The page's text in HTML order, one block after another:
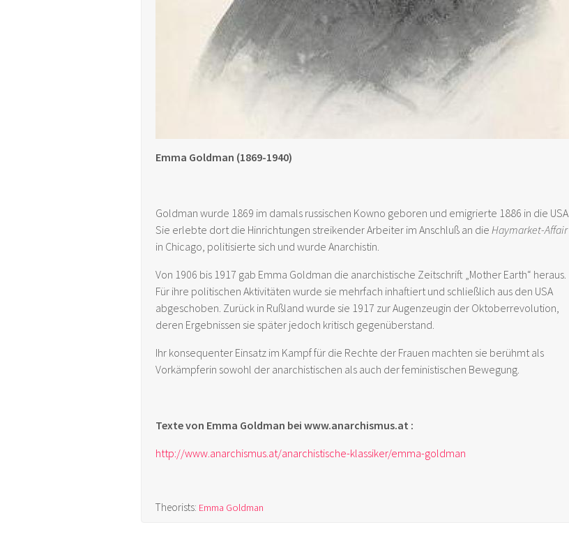
Emma Goldman (1869-1940)
Goldman wurde 1869 im damals russischen Kowno geboren und emigrierte 1886 in die USA.
Sie erlebte dort die Hinrichtungen streikender Arbeiter im Anschluß an die Haymarket-Affair
in Chicago, politisierte sich und wurde Anarchistin.
Von 1906 bis 1917 gab Emma Goldman die anarchistische Zeitschrift „Mother Earth“ heraus.
Für ihre politischen Aktivitäten wurde sie mehrfach inhaftiert und schließlich aus den USA
abgeschoben. Zurück in Rußland wurde sie 1917 zur Augenzeugin der Oktoberrevolution,
deren Ergebnissen sie später jedoch kritisch gegenüberstand.
Ihr konsequenter Einsatz im Kampf für die Rechte der Frauen machten sie berühmt als
Vorkämpferin sowohl der anarchistischen als auch der feministischen Bewegung.
Texte von Emma Goldman bei www.anarchismus.at :
http://www.anarchismus.at/anarchistische-klassiker/emma-goldman
Theorists: Emma Goldman